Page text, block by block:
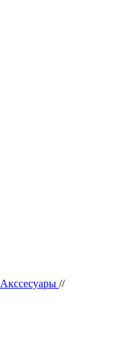
Акссесуары //